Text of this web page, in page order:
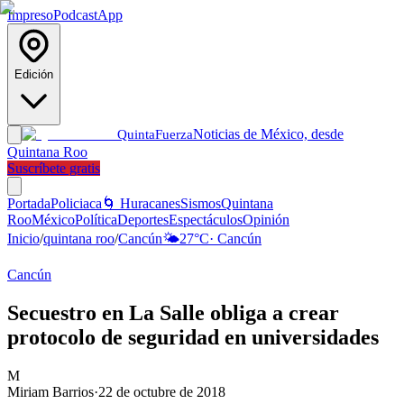
ImpresoPodcastApp
Edición
QuintaFuerzaNoticias de México, desde
Quintana Roo
Suscríbete gratis
PortadaPoliciaca 🌀 HuracanesSismosQuintana
RooMéxicoPolíticaDeportesEspectáculosOpinión
Inicio/quintana roo/Cancún🌤️27°C· Cancún
Cancún
Secuestro en La Salle obliga a crear
protocolo de seguridad en universidades
M
Miriam Barrios·22 de octubre de 2018